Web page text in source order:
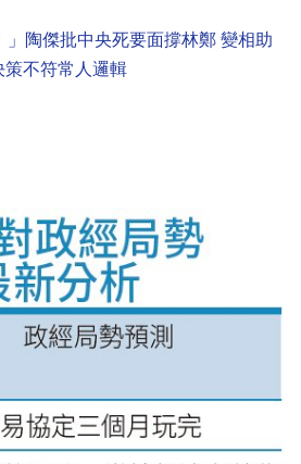
」陶傑批中央死要面撐林鄭 變相助
不符常人邏輯